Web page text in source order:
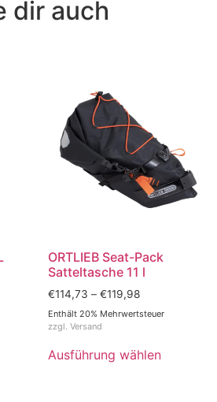
dir auch
ORTLIEB Seat-Pack
Satteltasche 11 l
€114,73 – €119,98
Enthält 20% Mehrwertsteuer
zzgl. Versand
Ausführung wählen